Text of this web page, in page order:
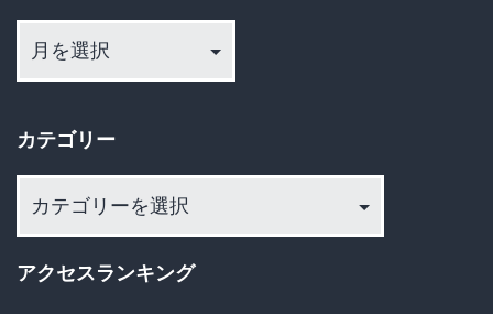
カ
ブ
カテゴリー
リ
アクセスランキング